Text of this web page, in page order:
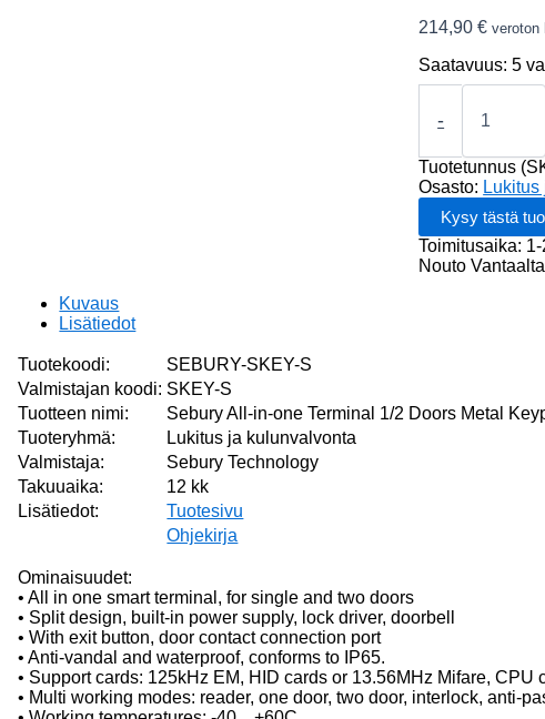
214,90€ veroton
Saatavuus: 5
-
Sebury
one
Terminal
1/2
Doors
Metal
Keypad,
Tuotetunnus
Osasto:
Toimitusaika:
Nouto
Kuvaus
Lisätiedot
Tuotekoodi:
SEBURY-SKEY-S
Valmistajan koodi: SKEY-S
Tuotteen nimi:
Sebury All-in-one Terminal 1/2 Doors Metal
Tuoteryhmä:
Lukitus ja kulunvalvonta
Valmistaja:
Sebury Technology
Takuuaika:
12 kk
Lisätiedot:
Tuotesivu
Ohjekirja
Ominaisuudet:
• All in one smart terminal, for single and two doors
• Split design, built-in power supply, lock driver, doorbell
• With exit button, door contact connection port
• Anti-vandal and waterproof, conforms to IP65.
• Support cards: 125kHz EM, HID cards or 13.56MHz Mifare, CPU
• Multi working modes: reader, one door, two door, interlock, anti-